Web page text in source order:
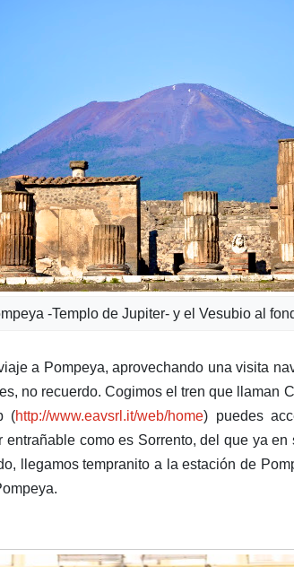
-Templo de Jupiter- y el Vesubio al
a Pompeya, aprovechando una visita
no recuerdo. Cogimos el tren que llaman
(http://www.eavsrl.it/web/home) puedes
entrañable como es Sorrento, del que ya en
llegamos tempranito a la estación de